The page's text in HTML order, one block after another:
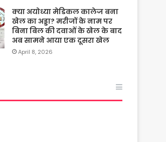
क्या अयोध्या मेडिकल कालेज बना
खेल का अड्डा? मरीजों के नाम पर
बिना बिल की दवाओं के खेल के बाद
अब सामने आया एक दूसरा खेल
April 8, 2026